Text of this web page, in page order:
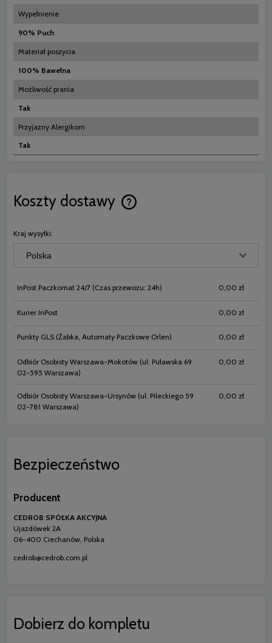
Wypełnienie
90% Puch
Materiał poszycia
100% Bawełna
Możliwość prania
Tak
Przyjazny Alergikom
Tak
Koszty dostawy
Cena nie zawiera ewentualnych
Kraj wysyłki:
InPost Paczkomat 24/7 (Czas przewozu: 24h) 0,00 zł
Kurier InPost 0,00 zł
Punkty GLS (Żabka, Automaty Paczkowe Orlen) 0,00 zł
Odbiór Osobisty Warszawa-Mokotów (ul. Puławska 69
02-595 Warszawa)
0,00 zł
Odbiór Osobisty Warszawa-Ursynów (ul. Pileckiego 59
02-781 Warszawa)
0,00 zł
Bezpieczeństwo
Producent
CEDROB SPÓŁKA AKCYJNA
Ujazdówek 2A
06-400 Ciechanów, Polska
cedrob@cedrob.com.pl
Dobierz do kompletu